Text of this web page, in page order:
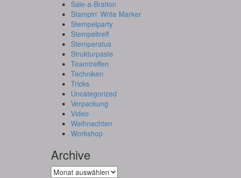
Sale-a-Bration
Stampin' Write Marker
Stempelparty
Stempeltreff
Stemperatus
Strukturpaste
Teamtreffen
Techniken
Tricks
Uncategorized
Verpackung
Video
Weihnachten
Workshop
Archive
Archive